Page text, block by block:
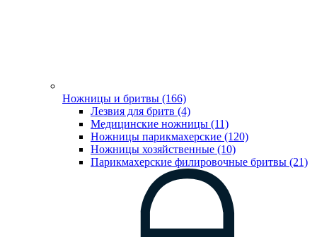
Ножницы и бритвы (166)
Лезвия для бритв (4)
Медицинские ножницы (11)
Ножницы парикмахерские (120)
Ножницы хозяйственные (10)
Парикмахерские филировочные бритвы (21)